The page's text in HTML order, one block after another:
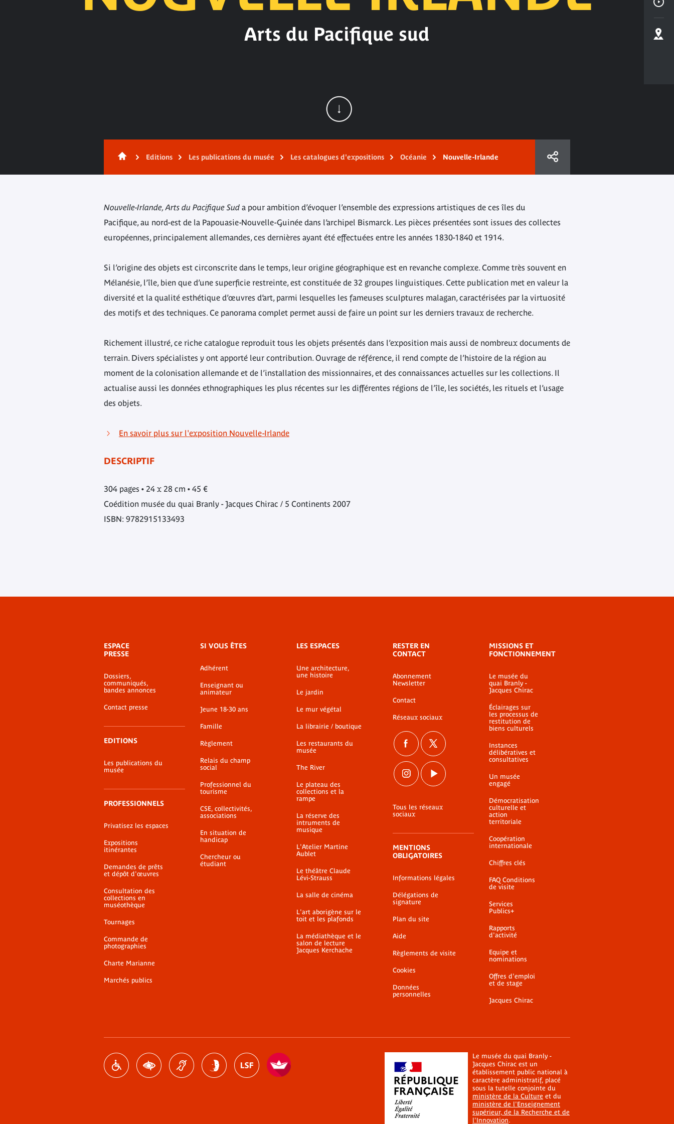
Arts du Pacifique sud
Editions Les publications du musée Les catalogues d'expositions Océanie Nouvelle-Irlande
Nouvelle-Irlande, Arts du Pacifique Sud a pour ambition d’évoquer l’ensemble des expressions artistiques de ces îles du
Pacifique, au nord-est de la Papouasie-Nouvelle-Guinée dans l’archipel Bismarck. Les pièces présentées sont issues des collectes
européennes, principalement allemandes, ces dernières ayant été effectuées entre les années 1830-1840 et 1914.
Si l’origine des objets est circonscrite dans le temps, leur origine géographique est en revanche complexe. Comme très souvent en
Mélanésie, l’île, bien que d’une superficie restreinte, est constituée de 32 groupes linguistiques. Cette publication met en valeur la
diversité et la qualité esthétique d’œuvres d’art, parmi lesquelles les fameuses sculptures malagan, caractérisées par la virtuosité
des motifs et des techniques. Ce panorama complet permet aussi de faire un point sur les derniers travaux de recherche.
Richement illustré, ce riche catalogue reproduit tous les objets présentés dans l’exposition mais aussi de nombreux documents de
terrain. Divers spécialistes y ont apporté leur contribution. Ouvrage de référence, il rend compte de l’histoire de la région au
moment de la colonisation allemande et de l’installation des missionnaires, et des connaissances actuelles sur les collections. Il
actualise aussi les données ethnographiques les plus récentes sur les différentes régions de l’île, les sociétés, les rituels et l’usage
des objets.
En savoir plus sur l'exposition Nouvelle-Irlande
DESCRIPTIF
304 pages • 24 x 28 cm • 45 €
Coédition musée du quai Branly - Jacques Chirac / 5 Continents 2007
ISBN: 9782915133493
de
bas-
page
ESPACE
PRESSE
Dossiers,
communiqués,
bandes annonces
Contact presse
EDITIONS
Les publications du
musée
PROFESSIONNELS
Privatisez les espaces
Expositions
itinérantes
Demandes de prêts
et dépôt d'œuvres
Consultation des
collections en
muséothèque
Tournages
Commande de
photographies
Charte Marianne
Marchés publics
SI VOUS ÊTES
Adhérent
Enseignant ou
animateur
Jeune 18-30 ans
Famille
Règlement
Relais du champ
social
Professionnel du
tourisme
CSE, collectivités,
associations
En situation de
handicap
Chercheur ou
étudiant
LES ESPACES
Une architecture,
une histoire
Le jardin
Le mur végétal
La librairie / boutique
Les restaurants du
musée
The River
Le plateau des
collections et la
rampe
La réserve des
intruments de
musique
L'Atelier Martine
Aublet
Le théâtre Claude
Lévi-Strauss
La salle de cinéma
L'art aborigène sur le
toit et les plafonds
La médiathèque et le
salon de lecture
Jacques Kerchache
RESTER EN
CONTACT
Abonnement
Newsletter
Contact
Réseaux sociaux
Tous les réseaux
sociaux
MENTIONS
OBLIGATOIRES
Informations légales
Délégations de
signature
Plan du site
Aide
Règlements de visite
Cookies
Données
personnelles
MISSIONS ET
FONCTIONNEMENT
Le musée du
quai Branly -
Jacques Chirac
Éclairages sur
les processus de
restitution de
biens culturels
Instances
délibératives et
consultatives
Un musée
engagé
Démocratisation
culturelle et
action
territoriale
Coopération
internationale
Chiffres clés
FAQ Conditions
de visite
Services
Publics+
Rapports
d'activité
Equipe et
nominations
Offres d'emploi
et de stage
Jacques Chirac
Le musée du quai Branly -
Jacques Chirac est un
établissement public national à
caractère administratif, placé
sous la tutelle conjointe du
ministère de la Culture et du
ministère de l'Enseignement
supérieur, de la Recherche et de
l'Innovation.